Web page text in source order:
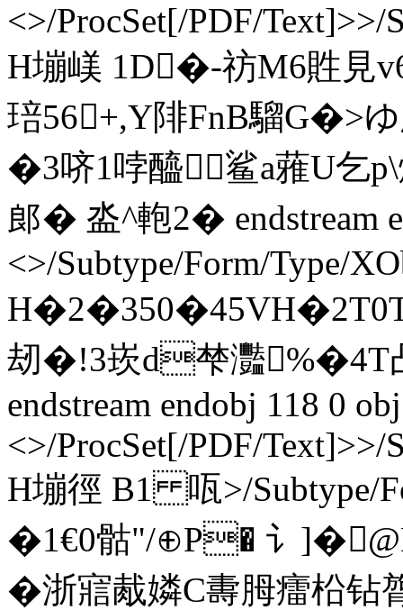
<>/ProcSet[/PDF/Text]>>/
H塴嵄 1D�-祊M6貹
琣56+,Y陫FnB騮G�>ゆ
�3哜1哱醯 鲨a蕥U乞
郎� 泴^ 軳2� endstream
<>/Subtype/Form/Type/
刼�!3崁d梺灩
endstream endobj 118 0 obj
<>/ProcSet[/PDF/Text]>>/
H塴徑 B1 咓>/Subtype/
�1€0 骷"/⊕P� 讠
�浙寣胾嫾C夀胟癗柗